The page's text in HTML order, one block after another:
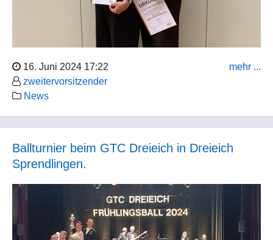
Unser Paar Friedericke und Franz Borengässer haben
das Deutsche Turnierabzeichen in Bronze für Ihre
Turniererfolge erhalten.
Herzlichen Glückwunsch
16. Juni 2024 17:22
zweitervorsitzender
News
mehr ...
Ballturnier beim GTC Dreieich in Dreieich
Sprendlingen.